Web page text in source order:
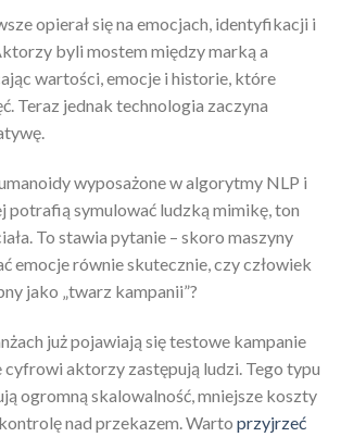
opierał się na emocjach, identyfikacji i
byli mostem między marką a
wartości, emocje i historie, które
Teraz jednak technologia zaczyna
wyposażone w algorytmy NLP i
potrafią symulować ludzką mimikę, ton
To stawia pytanie – skoro maszyny
emocje równie skutecznie, czy człowiek
jako „twarz kampanii”?
już pojawiają się testowe kampanie
cyfrowi aktorzy zastępują ludzi. Tego typu
ogromną skalowalność, mniejsze koszty
nad przekazem. Warto przyjrzeć